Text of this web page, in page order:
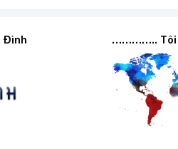
Đình ………….. Tôi